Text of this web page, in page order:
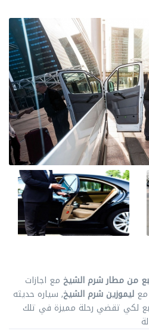
من مطار شرم الشيخ مع اجازات
مع ليموزين شرم الشيخ, سياره حديثه
لكي تقضي رحلة مميزة في تلك